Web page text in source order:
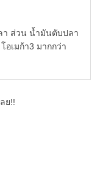
า ส่วน น้ำมันตับปลา
เมก้า3 มากกว่า
ย!!